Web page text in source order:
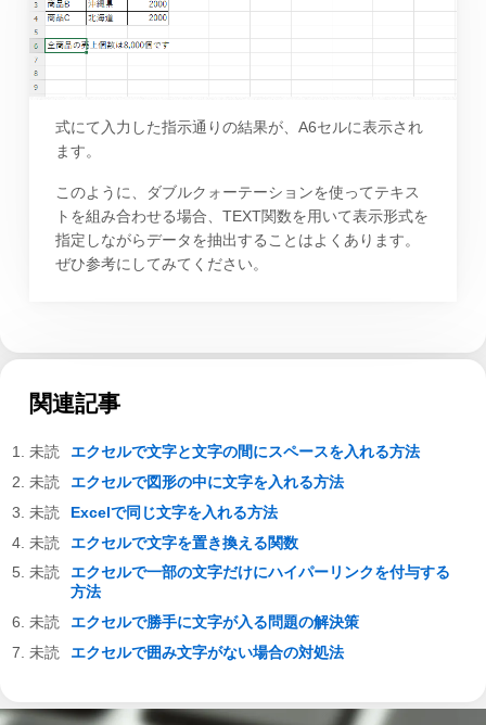
式にて入力した指示通りの結果が、A6セルに表示され
ます。
このように、ダブルクォーテーションを使ってテキス
トを組み合わせる場合、TEXT関数を用いて表示形式を
指定しながらデータを抽出することはよくあります。
ぜひ参考にしてみてください。
関連記事
エクセルで文字と文字の間にスペースを入れる方法
エクセルで図形の中に文字を入れる方法
Excelで同じ文字を入れる方法
エクセルで文字を置き換える関数
エクセルで一部の文字だけにハイパーリンクを付与する
方法
エクセルで勝手に文字が入る問題の解決策
エクセルで囲み文字がない場合の対処法